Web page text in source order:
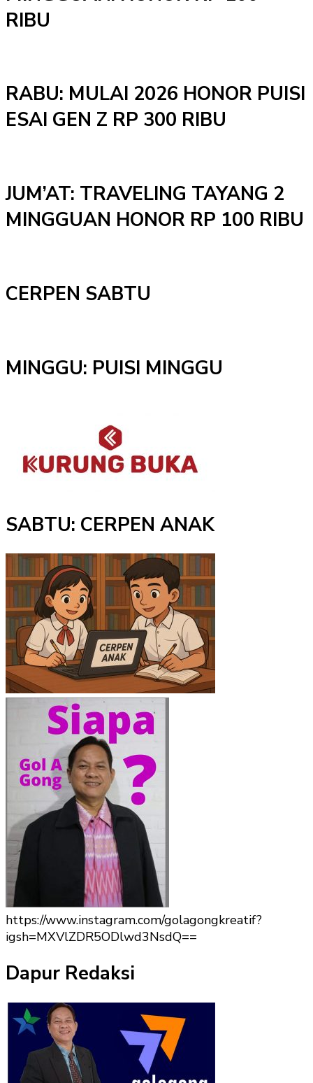
RIBU
RABU: MULAI 2026 HONOR PUISI
ESAI GEN Z RP 300 RIBU
JUM’AT: TRAVELING TAYANG 2
MINGGUAN HONOR RP 100 RIBU
CERPEN SABTU
MINGGU: PUISI MINGGU
SABTU: CERPEN ANAK
https://www.instagram.com/golagongkreatif?
igsh=MXVlZDR5ODlwd3NsdQ==
Dapur Redaksi